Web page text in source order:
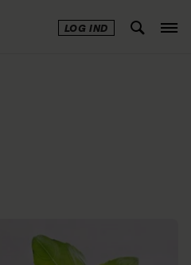
LOG IND